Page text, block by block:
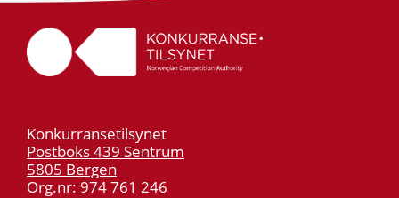
Konkurransetilsynet
Postboks 439 Sentrum
5805 Bergen
Org.nr: 974 761 246